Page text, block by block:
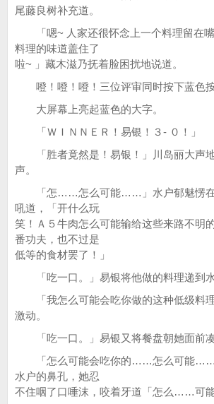
尾藤良树补充道。
「嗯~ 人家还很怀念上一个料理留在嘴
料理的味道盖住了
啦~ 」藏木滋乃抚着脸困扰地说道。
噔！噔！噔！三位评审同时按下蓝色按
大屏幕上亮起蓝色的大字。
「ＷＩＮＮＥＲ！易银！３- ０！」
「胜者竟然是！易银！」川岛丽大声
声。
「怎……怎么可能……」水户郁魅愣在
吼道，「开什么玩
笑！Ａ５牛肉怎么可能输给这些来路不明
番功夫，也不过是
低等的食材罢了！」
「吃一口。」易银将他做的料理递到水
「我怎么可能会吃你做的这种低级料
激动。
「吃一口。」易银又将餐盘朝她面前凑
「怎么可能会吃你的……怎么可能……
水户的鼻孔，她忍
不住咽了口唾沫，咬着牙道「怎么……可